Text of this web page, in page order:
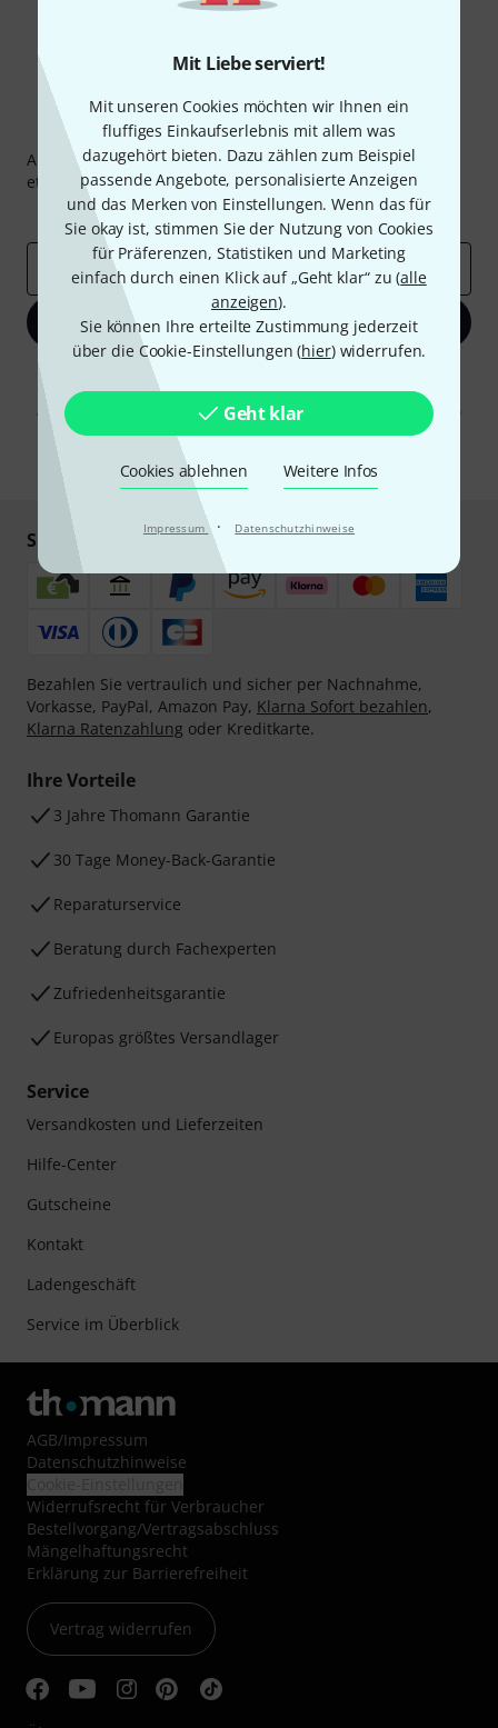
Mit Liebe serviert!
Mit unseren Cookies möchten wir Ihnen ein
fluffiges Einkaufserlebnis mit allem was
dazugehört bieten. Dazu zählen zum Beispiel
passende Angebote, personalisierte Anzeigen
und das Merken von Einstellungen. Wenn das für
Sie okay ist, stimmen Sie der Nutzung von Cookies
für Präferenzen, Statistiken und Marketing
einfach durch einen Klick auf „Geht klar“ zu (alle
anzeigen).
Sie können Ihre erteilte Zustimmung jederzeit
über die Cookie-Einstellungen (hier) widerrufen.
Geht klar
Cookies ablehnen Weitere Infos
Impressum · Datenschutzhinweise
Thomann Newsletter
Abonniere den Thomann Newsletter und gewinne mit
etwas Glück einen von50 Gutscheinenüber jeweils50€
Inspirierende Beiträge
Deals Thomann Insights
E-Mail-Adresse
Jetzt anmelden
Mit Klick auf „Jetzt anmelden“ stimmen Sie dem Erhalt von E-Mail-
Werbung und einer Messung des E-Mail-Nutzungsverhaltens zu. Die
Abmeldung ist jederzeit möglich. Weitere Informationen finden Sie in
* Pflichtfeld
Sicher einkaufen & bezahlen
Bezahlen Sie vertraulich und sicher per Nachnahme,
Vorkasse, PayPal, Amazon Pay, Klarna Sofort bezahlen,
Klarna Ratenzahlung oder Kreditkarte.
Ihre Vorteile
3 Jahre Thomann Garantie
30 Tage Money-Back-Garantie
Reparaturservice
Beratung durch Fachexperten
Zufriedenheitsgarantie
Europas größtes Versandlager
Service
Versandkosten und Lieferzeiten
Hilfe-Center
Gutscheine
Kontakt
Ladengeschäft
Service im Überblick
AGB/Impressum
Datenschutzhinweise
Widerrufsrecht für Verbraucher
Bestellvorgang/Vertragsabschluss
Mängelhaftungsrecht
Erklärung zur Barrierefreiheit
Vertrag widerrufen